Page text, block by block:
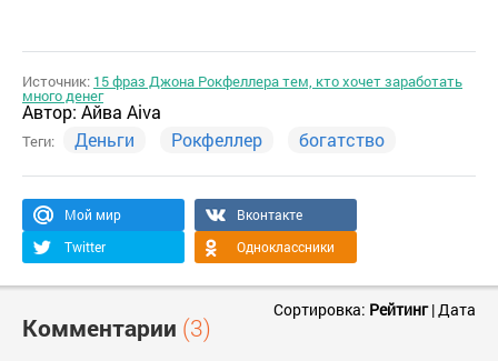
Источник: 15 фраз Джона Рокфеллера тем, кто хочет заработать
много денег
Автор: Айва Aiva
Теги: Деньги Рокфеллер богатство
Мой мир
Вконтакте
Twitter
Одноклассники
Комментарии (3)
Сортировка: Рейтинг|Дата